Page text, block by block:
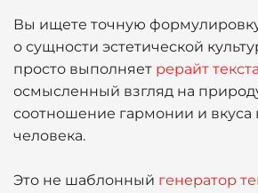
Вы ищете точную
о сущности эстетической
просто выполняет рерайт текста
осмысленный взгляд на
соотношение гармонии и вкуса
человека.
Это не шаблонный генератор